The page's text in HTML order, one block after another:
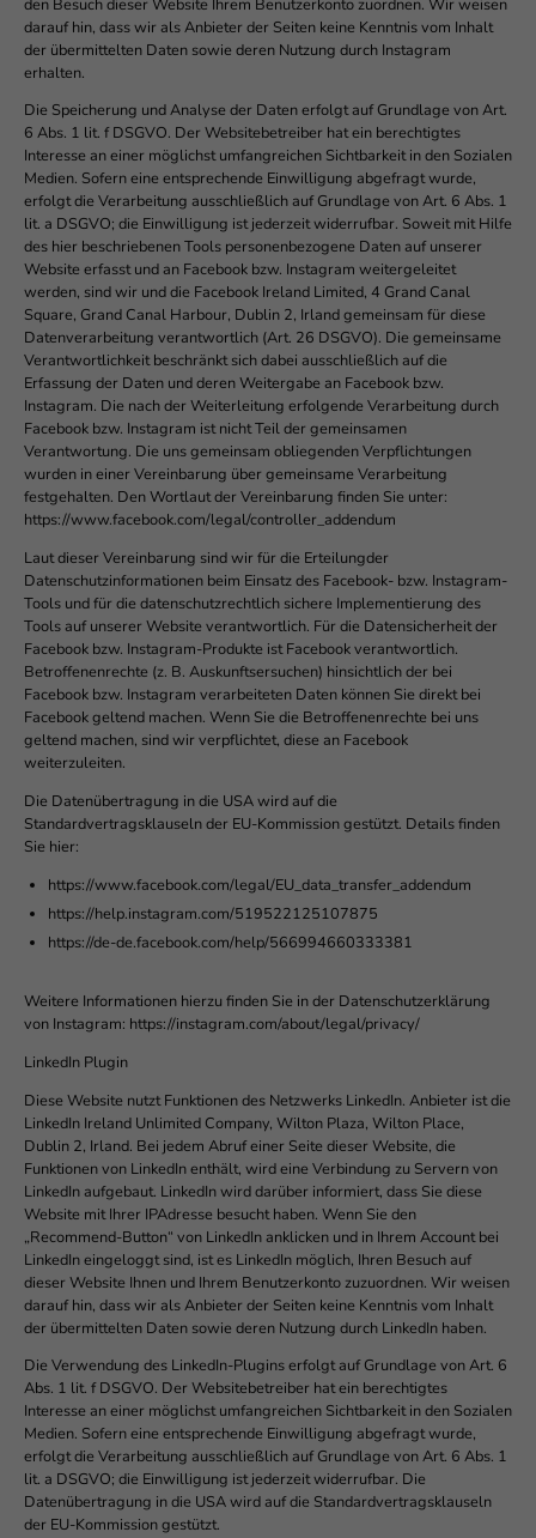
darauf hin, dass wir als Anbieter der Seiten keine Kenntnis vom Inhalt
der übermittelten Daten sowie deren Nutzung durch Instagram
erhalten.
Die Speicherung und Analyse der Daten erfolgt auf Grundlage von Art.
6 Abs. 1 lit. f DSGVO. Der Websitebetreiber hat ein berechtigtes
Interesse an einer möglichst umfangreichen Sichtbarkeit in den Sozialen
Medien. Sofern eine entsprechende Einwilligung abgefragt wurde,
erfolgt die Verarbeitung ausschließlich auf Grundlage von Art. 6 Abs. 1
lit. a DSGVO; die Einwilligung ist jederzeit widerrufbar. Soweit mit Hilfe
des hier beschriebenen Tools personenbezogene Daten auf unserer
Website erfasst und an Facebook bzw. Instagram weitergeleitet
werden, sind wir und die Facebook Ireland Limited, 4 Grand Canal
Square, Grand Canal Harbour, Dublin 2, Irland gemeinsam für diese
Datenverarbeitung verantwortlich (Art. 26 DSGVO). Die gemeinsame
Verantwortlichkeit beschränkt sich dabei ausschließlich auf die
Erfassung der Daten und deren Weitergabe an Facebook bzw.
Instagram. Die nach der Weiterleitung erfolgende Verarbeitung durch
Facebook bzw. Instagram ist nicht Teil der gemeinsamen
Verantwortung. Die uns gemeinsam obliegenden Verpflichtungen
wurden in einer Vereinbarung über gemeinsame Verarbeitung
festgehalten. Den Wortlaut der Vereinbarung finden Sie unter:
https://www.facebook.com/legal/controller_addendum
Laut dieser Vereinbarung sind wir für die Erteilungder
Datenschutzinformationen beim Einsatz des Facebook- bzw. Instagram-
Tools und für die datenschutzrechtlich sichere Implementierung des
Tools auf unserer Website verantwortlich. Für die Datensicherheit der
Facebook bzw. Instagram-Produkte ist Facebook verantwortlich.
Betroffenenrechte (z. B. Auskunftsersuchen) hinsichtlich der bei
Facebook bzw. Instagram verarbeiteten Daten können Sie direkt bei
Facebook geltend machen. Wenn Sie die Betroffenenrechte bei uns
geltend machen, sind wir verpflichtet, diese an Facebook
weiterzuleiten.
Die Datenübertragung in die USA wird auf die
Standardvertragsklauseln der EU-Kommission gestützt. Details finden
Sie hier:
https://www.facebook.com/legal/EU_data_transfer_addendum
https://help.instagram.com/519522125107875
https://de-de.facebook.com/help/566994660333381
Weitere Informationen hierzu finden Sie in der Datenschutzerklärung
von Instagram: https://instagram.com/about/legal/privacy/
LinkedIn Plugin
Diese Website nutzt Funktionen des Netzwerks LinkedIn. Anbieter ist die
LinkedIn Ireland Unlimited Company, Wilton Plaza, Wilton Place,
Dublin 2, Irland. Bei jedem Abruf einer Seite dieser Website, die
Funktionen von LinkedIn enthält, wird eine Verbindung zu Servern von
LinkedIn aufgebaut. LinkedIn wird darüber informiert, dass Sie diese
Website mit Ihrer IPAdresse besucht haben. Wenn Sie den
„Recommend-Button“ von LinkedIn anklicken und in Ihrem Account bei
LinkedIn eingeloggt sind, ist es LinkedIn möglich, Ihren Besuch auf
dieser Website Ihnen und Ihrem Benutzerkonto zuzuordnen. Wir weisen
darauf hin, dass wir als Anbieter der Seiten keine Kenntnis vom Inhalt
der übermittelten Daten sowie deren Nutzung durch LinkedIn haben.
Die Verwendung des LinkedIn-Plugins erfolgt auf Grundlage von Art. 6
Abs. 1 lit. f DSGVO. Der Websitebetreiber hat ein berechtigtes
Interesse an einer möglichst umfangreichen Sichtbarkeit in den Sozialen
Medien. Sofern eine entsprechende Einwilligung abgefragt wurde,
erfolgt die Verarbeitung ausschließlich auf Grundlage von Art. 6 Abs. 1
lit. a DSGVO; die Einwilligung ist jederzeit widerrufbar. Die
Datenübertragung in die USA wird auf die Standardvertragsklauseln
der EU-Kommission gestützt.